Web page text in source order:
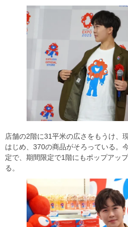
店舗の2階に31平米の広さをもうけ、
はじめ、370の商品がそろっている。
定で、期間限定で1階にもポップアッ
る。